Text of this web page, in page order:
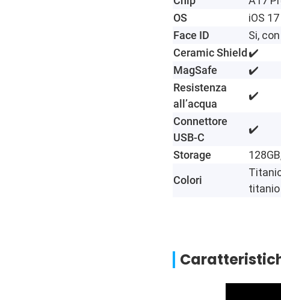
OS
iOS 17
Face ID
Si,
Ceramic Shield ✔️
MagSafe
✔️
Resistenza
all’acqua
✔️
Connettore
USB-C
✔️
Storage
Colori